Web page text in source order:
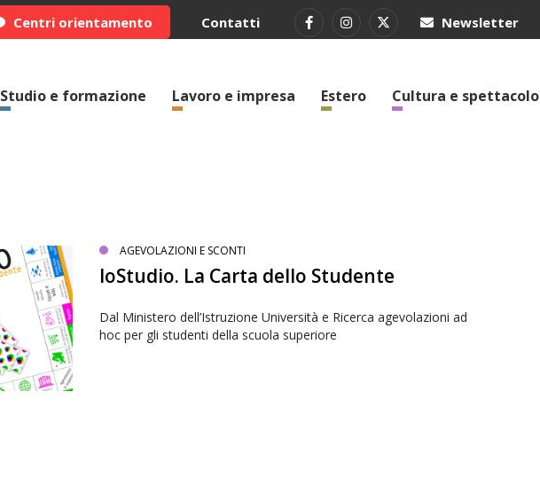
Centri orientamento Contatti Newsletter
Studio e formazione Lavoro e impresa Estero Cultura e spettacolo
AGEVOLAZIONI E SCONTI
IoStudio. La Carta dello Studente
Dal Ministero dell’Istruzione Università e Ricerca agevolazioni ad
hoc per gli studenti della scuola superiore